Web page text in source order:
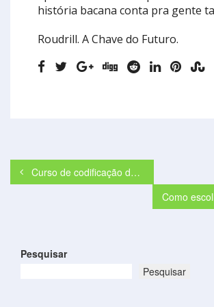
história bacana conta pra gente
Roudrill. A Chave do Futuro.
Curso de codificação de chaves vale a pena?
Pesquisar
Pesquisar